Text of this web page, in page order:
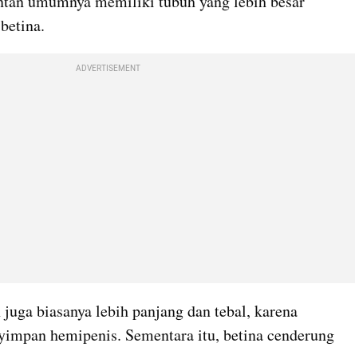
ADVERTISEMENT
biasanya lebih panjang dan tebal, karena
hemipenis. Sementara itu, betina cenderung